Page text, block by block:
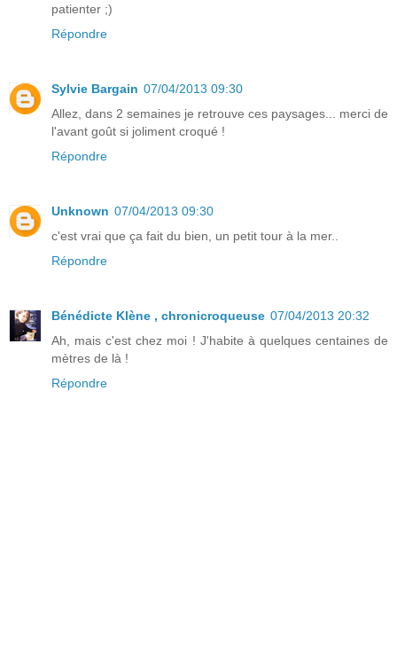
patienter ;)
Répondre
Sylvie Bargain 07/04/2013 09:30
Allez, dans 2 semaines je retrouve ces paysages... merci de
l'avant goût si joliment croqué !
Répondre
Unknown 07/04/2013 09:30
c'est vrai que ça fait du bien, un petit tour à la mer..
Répondre
Bénédicte Klène , chronicroqueuse 07/04/2013 20:32
Ah, mais c'est chez moi ! J'habite à quelques centaines de
mètres de là !
Répondre